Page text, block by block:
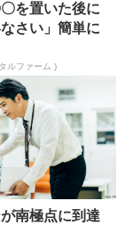
〇を置いた後に
さい」簡単に
ルファーム )
南極点に到達